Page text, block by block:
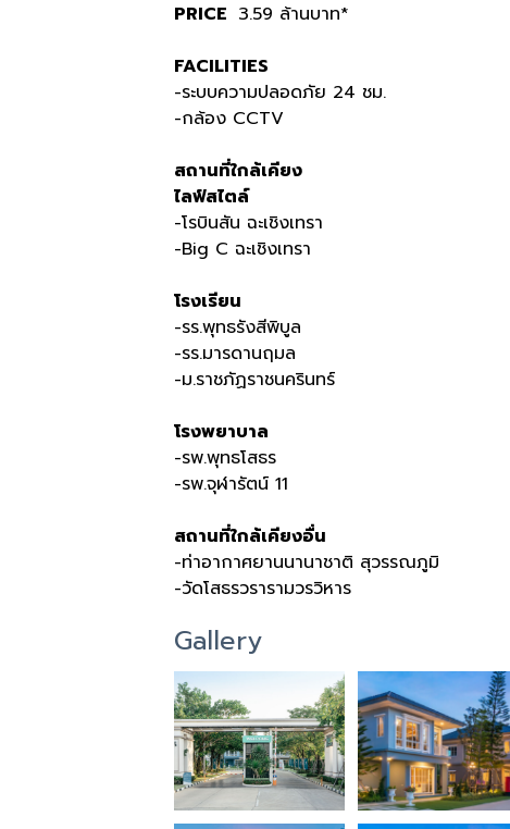
PRICE 3.59 ล้านบาท*
FACILITIES
-ระบบความปลอดภัย 24 ชม.
-กล้อง CCTV
สถานที่ใกล้เคียง
ไลฟ์สไตล์
-โรบินสัน ฉะเชิงเทรา
-Big C ฉะเชิงเทรา
โรงเรียน
-รร.พุทธรังสีพิบูล
-รร.มารดานฤมล
-ม.ราชภัฏราชนครินทร์
โรงพยาบาล
-รพ.พุทธโสธร
-รพ.จุฬารัตน์ 11
สถานที่ใกล้เคียงอื่น
-ท่าอากาศยานนานาชาติ สุวรรณภูมิ
-วัดโสธรวรารามวรวิหาร
Gallery